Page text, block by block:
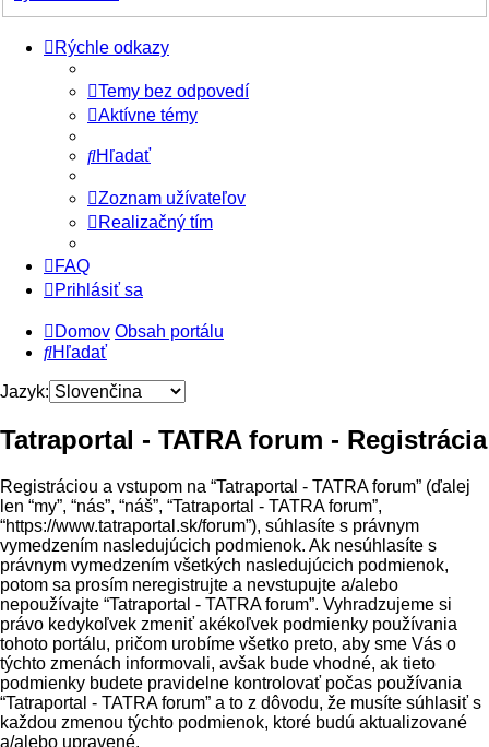
Rýchle odkazy
Temy bez odpovedí
Aktívne témy
Hľadať
Zoznam užívateľov
Realizačný tím
FAQ
Prihlásiť sa
Domov Obsah portálu
Hľadať
Jazyk:
Tatraportal - TATRA forum - Registrácia
Registráciou a vstupom na “Tatraportal - TATRA forum” (ďalej
len “my”, “nás”, “náš”, “Tatraportal - TATRA forum”,
“https://www.tatraportal.sk/forum”), súhlasíte s právnym
vymedzením nasledujúcich podmienok. Ak nesúhlasíte s
právnym vymedzením všetkých nasledujúcich podmienok,
potom sa prosím neregistrujte a nevstupujte a/alebo
nepoužívajte “Tatraportal - TATRA forum”. Vyhradzujeme si
právo kedykoľvek zmeniť akékoľvek podmienky používania
tohoto portálu, pričom urobíme všetko preto, aby sme Vás o
týchto zmenách informovali, avšak bude vhodné, ak tieto
podmienky budete pravidelne kontrolovať počas používania
“Tatraportal - TATRA forum” a to z dôvodu, že musíte súhlasiť s
každou zmenou týchto podmienok, ktoré budú aktualizované
a/alebo upravené.